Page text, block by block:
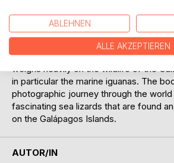
growing tourism, environmental
change. The danger is great that the
are seriously damaged or even partially
often re-occurring climate
weighs heavily on the wildlife of the
in particular the marine iguanas. The
photographic journey through the
fascinating sea lizards that are found
on the Galápagos Islands.
AUTOR/IN
ABLEHNEN
ALLE AKZEPTIEREN